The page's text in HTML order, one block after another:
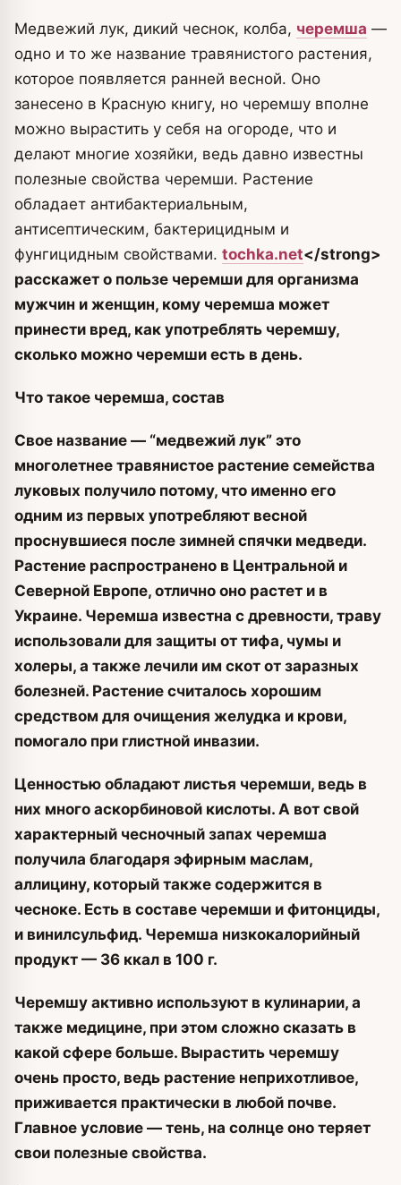
Медвежий лук, дикий чеснок, колба, черемша —
одно и то же название травянистого растения,
которое появляется ранней весной. Оно
занесено в Красную книгу, но черемшу вполне
можно вырастить у себя на огороде, что и
делают многие хозяйки, ведь давно известны
полезные свойства черемши. Растение
обладает антибактериальным,
антисептическим, бактерицидным и
фунгицидным свойствами. tochka.net</strong>
расскажет о пользе черемши для организма
мужчин и женщин, кому черемша может
принести вред, как употреблять черемшу,
сколько можно черемши есть в день.
Что такое черемша, состав
Свое название — “медвежий лук” это
многолетнее травянистое растение семейства
луковых получило потому, что именно его
одним из первых употребляют весной
проснувшиеся после зимней спячки медведи.
Растение распространено в Центральной и
Северной Европе, отлично оно растет и в
Украине. Черемша известна с древности, траву
использовали для защиты от тифа, чумы и
холеры, а также лечили им скот от заразных
болезней. Растение считалось хорошим
средством для очищения желудка и крови,
помогало при глистной инвазии.
Ценностью обладают листья черемши, ведь в
них много аскорбиновой кислоты. А вот свой
характерный чесночный запах черемша
получила благодаря эфирным маслам,
аллицину, который также содержится в
чесноке. Есть в составе черемши и фитонциды,
и винилсульфид. Черемша низкокалорийный
продукт — 36 ккал в 100 г.
Черемшу активно используют в кулинарии, а
также медицине, при этом сложно сказать в
какой сфере больше. Вырастить черемшу
очень просто, ведь растение неприхотливое,
приживается практически в любой почве.
Главное условие — тень, на солнце оно теряет
свои полезные свойства.